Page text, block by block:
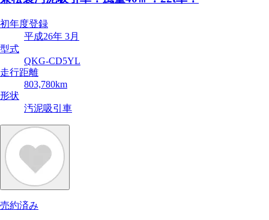
初年度登録
平成26年 3月
型式
QKG-CD5YL
走行距離
803,780km
形状
汚泥吸引車
売約済み